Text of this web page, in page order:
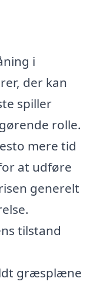
i
der kan
spiller
rolle.
mere tid
at udføre
generelt
tilstand
græsplæne